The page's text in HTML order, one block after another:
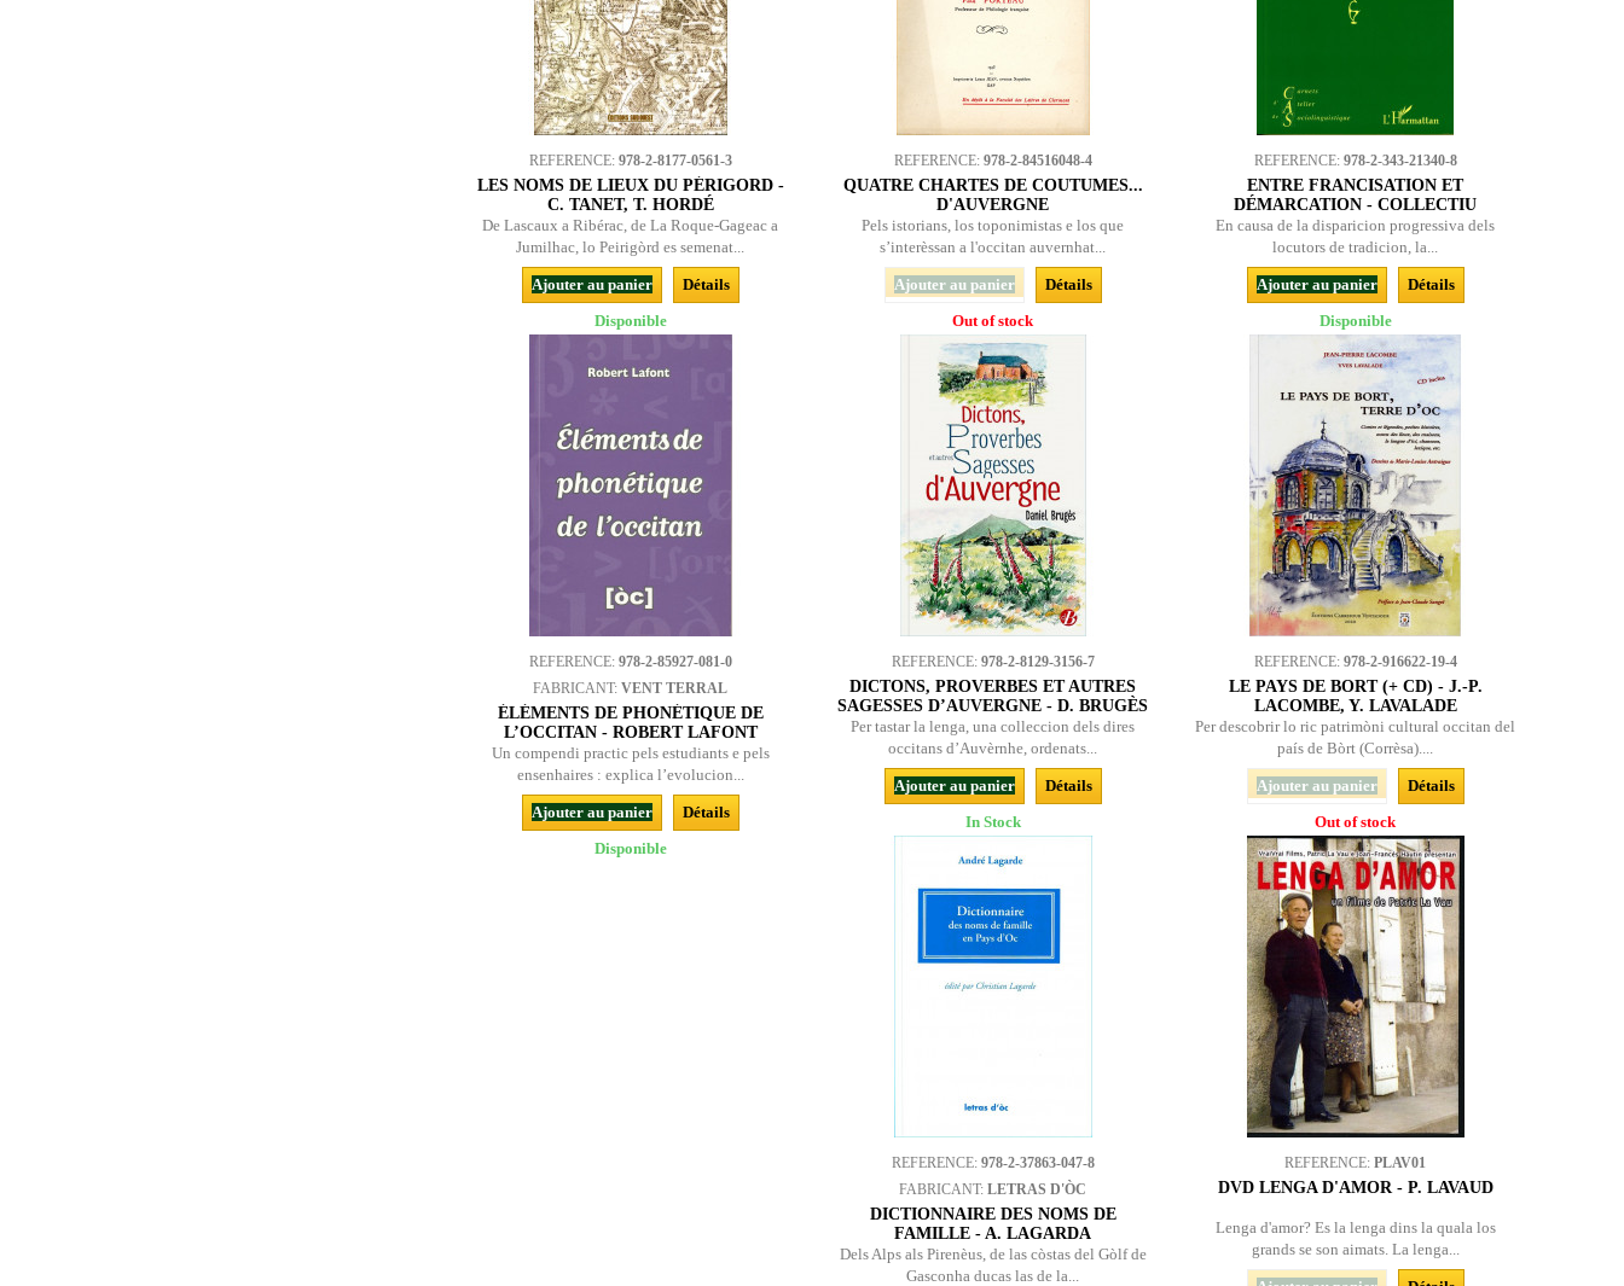
REFERENCE: 978-2-8177-0561-3
LES NOMS DE LIEUX DU PÉRIGORD -
C. TANET, T. HORDÉ
De Lascaux a Ribérac, de La Roque-Gageac a
Jumilhac, lo Peirigòrd es semenat...
Ajouter au panier
Détails
Disponible
REFERENCE: 978-2-84516048-4
QUATRE CHARTES DE COUTUMES...
D'AUVERGNE
Pels istorians, los toponimistas e los que
s’interèssan a l'occitan auvernhat...
Ajouter au panier
Détails
Out of stock
REFERENCE: 978-2-343-21340-8
ENTRE FRANCISATION ET
DÉMARCATION - COLLECTIU
En causa de la disparicion progressiva dels
locutors de tradicion, la...
Ajouter au panier
Détails
Disponible
REFERENCE: 978-2-85927-081-0
FABRICANT:VENT TERRAL
ÉLÉMENTS DE PHONÉTIQUE DE
L’OCCITAN - ROBERT LAFONT
Un compendi practic pels estudiants e pels
ensenhaires : explica l’evolucion...
Ajouter au panier
Détails
Disponible
REFERENCE: 978-2-8129-3156-7
DICTONS, PROVERBES ET AUTRES
SAGESSES D’AUVERGNE - D. BRUGÈS
Per tastar la lenga, una colleccion dels dires
occitans d’Auvèrnhe, ordenats...
Ajouter au panier
Détails
In Stock
REFERENCE: 978-2-916622-19-4
LE PAYS DE BORT (+ CD) - J.-P.
LACOMBE, Y. LAVALADE
Per descobrir lo ric patrimòni cultural occitan del
país de Bòrt (Corrèsa)....
Ajouter au panier
Détails
Out of stock
REFERENCE: 978-2-37863-047-8
FABRICANT:LETRAS D'ÒC
DICTIONNAIRE DES NOMS DE
FAMILLE - A. LAGARDA
Dels Alps als Pirenèus, de las còstas del Gòlf de
Gasconha ducas las de la...
REFERENCE:PLAV01
DVD LENGA D'AMOR - P. LAVAUD
Lenga d'amor? Es la lenga dins la quala los
grands se son aimats. La lenga...